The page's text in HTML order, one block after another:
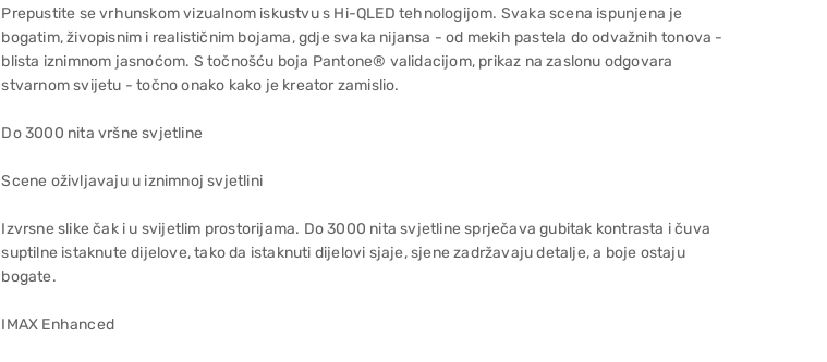
Prepustite se vrhunskom vizualnom iskustvu s Hi-QLED tehnologijom. Svaka scena ispunjena je
bogatim, živopisnim i realističnim bojama, gdje svaka nijansa - od mekih pastela do odvažnih tonova -
blista iznimnom jasnoćom. S točnošću boja Pantone® validacijom, prikaz na zaslonu odgovara
stvarnom svijetu - točno onako kako je kreator zamislio.
Do 3000 nita vršne svjetline
Scene oživljavaju u iznimnoj svjetlini
Izvrsne slike čak i u svijetlim prostorijama. Do 3000 nita svjetline sprječava gubitak kontrasta i čuva
suptilne istaknute dijelove, tako da istaknuti dijelovi sjaje, sjene zadržavaju detalje, a boje ostaju
bogate.
IMAX Enhanced